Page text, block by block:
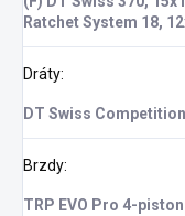
Ratchet System 18,
Dráty:
DT Swiss
Brzdy:
TRP EVO Pro 4-